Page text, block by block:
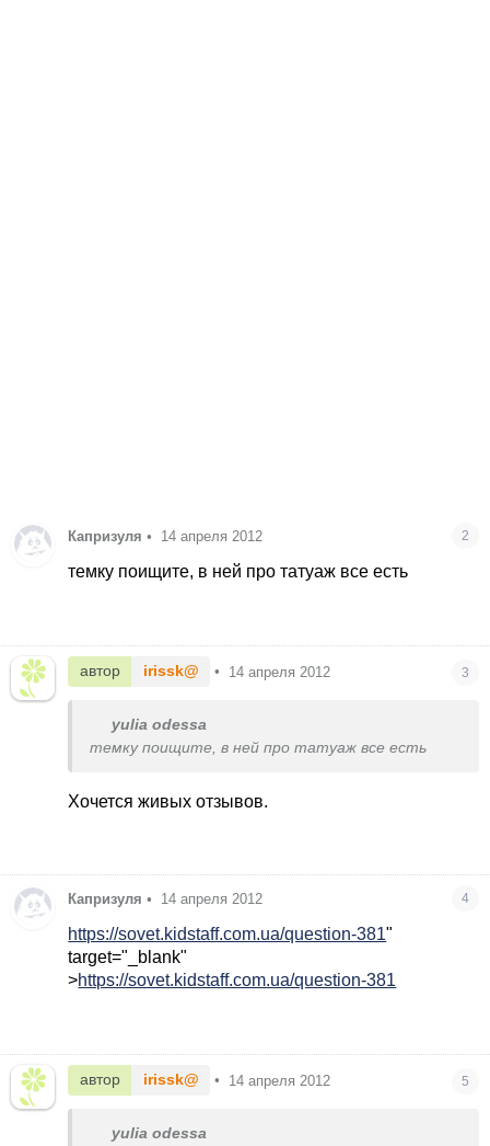
Капризуля • 14 апреля 2012 2
темку поищите, в ней про татуаж все есть
автор irissk@ • 14 апреля 2012 3
yulia odessa
темку поищите, в ней про татуаж все есть
Хочется живых отзывов.
Капризуля • 14 апреля 2012 4
https://sovet.kidstaff.com.ua/question-381"
target="_blank"
>https://sovet.kidstaff.com.ua/question-381
автор irissk@ • 14 апреля 2012 5
yulia odessa